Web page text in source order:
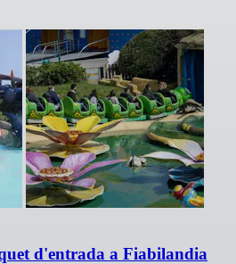
d'entrada a Fiabilandia